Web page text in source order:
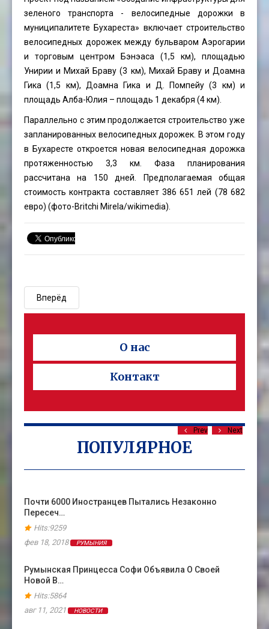
зеленого транспорта - велосипедные дорожки в
муниципалитете Бухареста» включает строительство
велосипедных дорожек между бульваром Аэрогарии
и торговым центром Бэнэаса (1,5 км), площадью
Унирии и Михай Браву (3 км), Михай Браву и Доамна
Гика (1,5 км), Доамна Гика и Д. Помпейу (3 км) и
площадь Алба-Юлия – площадь 1 декабря (4 км).
Параллельно с этим продолжается строительство уже
запланированных велосипедных дорожек. В этом году
в Бухаресте откроется новая велосипедная дорожка
протяженностью 3,3 км. Фаза планирования
рассчитана на 150 дней. Предполагаемая общая
стоимость контракта составляет 386 651 лей (78 682
евро) (фото-Britchi Mirela/wikimedia).
Вперёд
О нас
Контакт
ПОПУЛЯРНОЕ
Prev Next
Почти 6000 Иностранцев Пытались Незаконно
Пересеч…
Hits:9259
фев 18, 2018
РУМЫНИЯ
Румынская Принцесса Софи Объявила О Своей
Новой В…
Hits:5864
авг 11, 2021
НОВОСТИ